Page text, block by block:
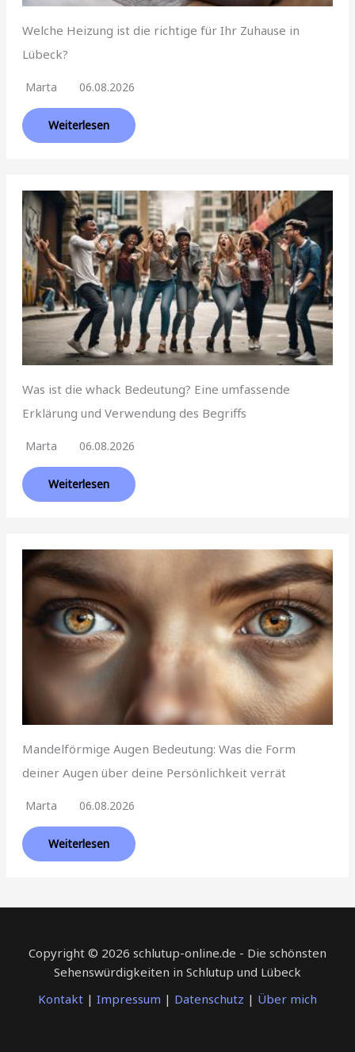
Welche Heizung ist die richtige für Ihr Zuhause in
Lübeck?
Marta 06.08.2026
Weiterlesen
Was ist die whack Bedeutung? Eine umfassende
Erklärung und Verwendung des Begriffs
Marta 06.08.2026
Weiterlesen
Mandelförmige Augen Bedeutung: Was die Form
deiner Augen über deine Persönlichkeit verrät
Marta 06.08.2026
Weiterlesen
Copyright © 2026 schlutup-online.de - Die schönsten
Sehenswürdigkeiten in Schlutup und Lübeck
Kontakt | Impressum | Datenschutz | Über mich